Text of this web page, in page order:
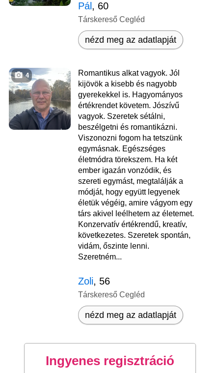
Pál , 60
Társkereső Cegléd
nézd meg az adatlapját
4
Romantikus alkat vagyok. Jól
kijövök a kisebb és nagyobb
gyerekekkel is. Hagyományos
értékrendet követem. Jószívű
vagyok. Szeretek sétálni,
beszélgetni és romantikázni.
Viszonozni fogom ha tetszünk
egymásnak. Egészséges
életmódra törekszem. Ha két
ember igazán vonzódik, és
szereti egymást, megtalálják a
módját, hogy együtt legyenek
életük végéig, amire vágyom egy
társ akivel leélhetem az életemet.
Konzervatív értékrendű, kreatív,
következetes. Szeretek spontán,
vidám, őszinte lenni.
Szeretném...
Zoli, 56
Társkereső Cegléd
nézd meg az adatlapját
Ingyenes regisztráció